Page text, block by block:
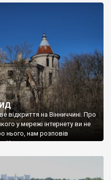
відкриття на Вінниччині. Про
у мережі інтернету ви не
нього, нам розповів
Красному вразив не лише